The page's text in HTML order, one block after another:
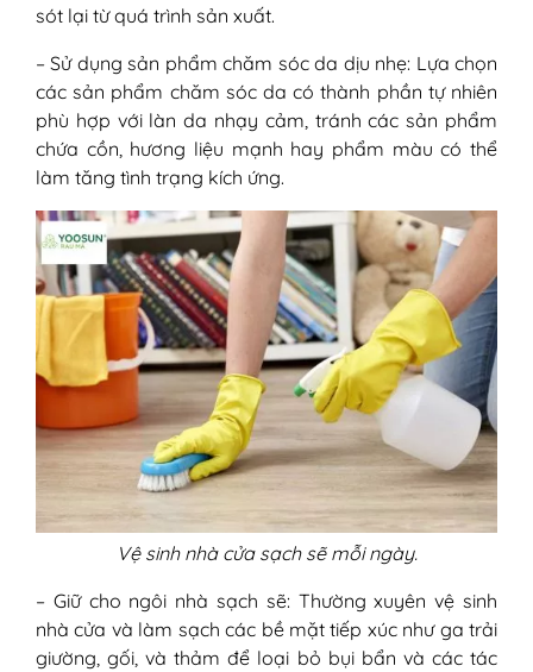
sót lại từ quá trình sản xuất.
– Sử dụng sản phẩm chăm sóc da dịu nhẹ: Lựa chọn
các sản phẩm chăm sóc da có thành phần tự nhiên
phù hợp với làn da nhạy cảm, tránh các sản phẩm
chứa cồn, hương liệu mạnh hay phẩm màu có thể
làm tăng tình trạng kích ứng.
Vệ sinh nhà cửa sạch sẽ mỗi ngày.
– Giữ cho ngôi nhà sạch sẽ: Thường xuyên vệ sinh
nhà cửa và làm sạch các bề mặt tiếp xúc như ga trải
giường, gối, và thảm để loại bỏ bụi bẩn và các tác